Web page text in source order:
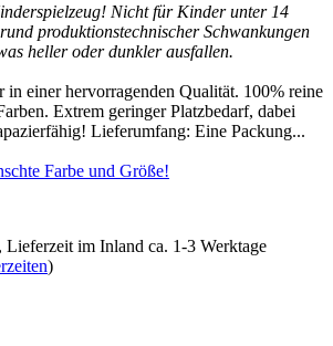
Nicht für Kinder unter 14
produktionstechnischer Schwankungen
heller oder dunkler ausfallen.
in einer hervorragenden Qualität. 100% reine
Extrem geringer Platzbedarf, dabei
Lieferumfang: Eine Packung...
Farbe und Größe!
Lieferzeit im Inland ca. 1-3 Werktage
)